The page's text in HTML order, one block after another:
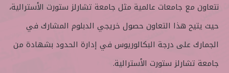
نتعاون مع جامعات عالمية مثل جامعة تشارلز ستورت الأسترالية،
حيث يتيح هذا التعاون حصول خريجي الدبلوم المشارك في
الجمارك على درجة البكالوريوس في إدارة الحدود بشهادة من
جامعة تشارلز ستورت الأسترالية.